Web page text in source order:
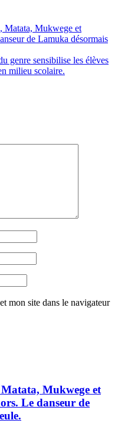
Matata, Mukwege et
de Lamuka désormais
genre sensibilise les élèves
milieu scolaire.
mon site dans le navigateur
Mukwege et
Le danseur de